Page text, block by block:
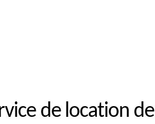
de location de